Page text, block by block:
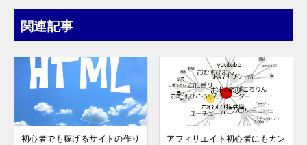
関連記事
初心者でも稼げるサイトの作り
アフィリエイト初心者にもカン